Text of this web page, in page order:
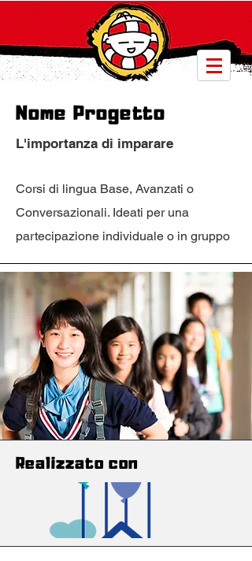
Nome Progetto
L'importanza di imparare
Corsi di lingua Base, Avanzati o
Conversazionali. Ideati per una
partecipazione individuale o in gruppo
Realizzato con